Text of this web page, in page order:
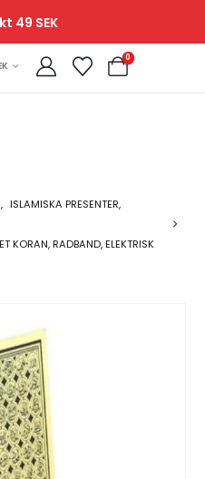
49 SEK
0
, ISLAMISKA PRESENTER,
KORAN, RADBAND, ELEKTRISK